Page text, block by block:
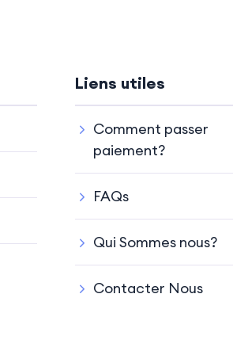
Liens utiles
Comment passer
paiement?
FAQs
Qui Sommes nous?
Contacter Nous